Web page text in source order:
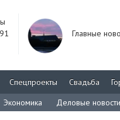
Главные
Спецпроекты Свадьба
Экономика Деловые новости